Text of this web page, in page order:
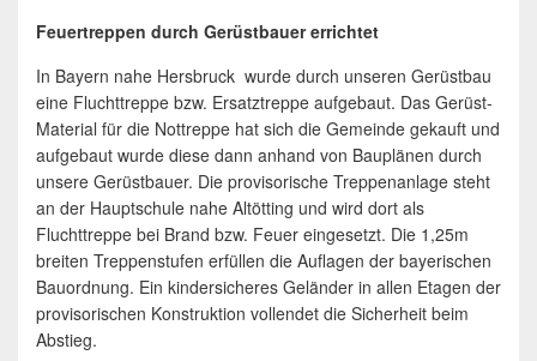
Feuertreppen durch Gerüstbauer errichtet
In Bayern nahe Hersbruck wurde durch unseren Gerüstbau
eine Fluchttreppe bzw. Ersatztreppe aufgebaut. Das Gerüst-
Material für die Nottreppe hat sich die Gemeinde gekauft und
aufgebaut wurde diese dann anhand von Bauplänen durch
unsere Gerüstbauer. Die provisorische Treppenanlage steht
an der Hauptschule nahe Altötting und wird dort als
Fluchttreppe bei Brand bzw. Feuer eingesetzt. Die 1,25m
breiten Treppenstufen erfüllen die Auflagen der bayerischen
Bauordnung. Ein kindersicheres Geländer in allen Etagen der
provisorischen Konstruktion vollendet die Sicherheit beim
Abstieg.